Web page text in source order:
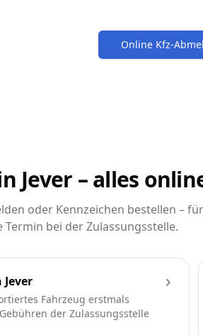
Online Kfz-
Jever – alles
oder Kennzeichen bestellen –
bei der Zulassungsstelle.
Fahrzeug erstmals
der Zulassungsstelle